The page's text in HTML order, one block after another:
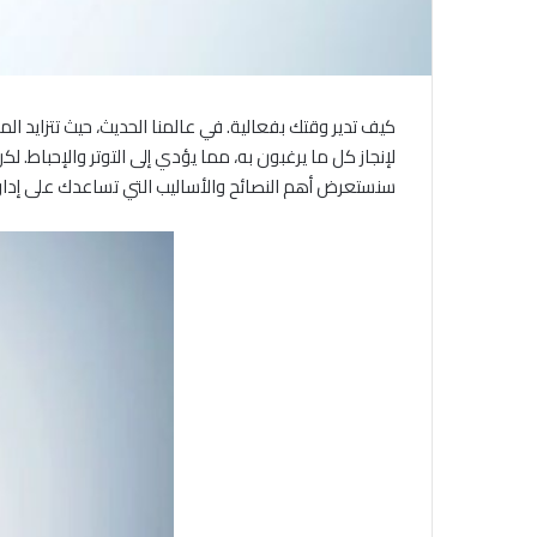
كيف تدير وقتك بفعالية. في عالمنا الحديث، حيث تتزايد
لإنجاز كل ما يرغبون به، مما يؤدي إلى التوتر
سنستعرض أهم النصائح والأساليب التي تساعدك على